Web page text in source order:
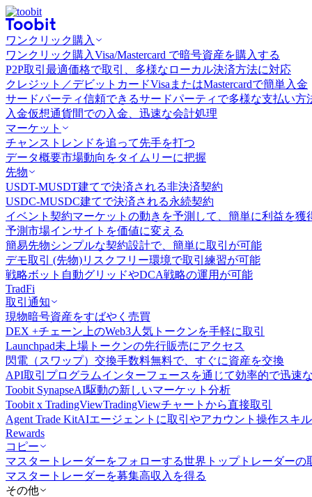
ワンクリック購入
ワンクリック購入Visa/Mastercard で暗号資産を購入する
P2P取引 最適価格で取引、多様なローカル決済方法に対応
クレジット／デビットカードVisaまたはMastercardで簡単入金
サードパーティ信頼できるサードパーティで多様な支払い方
入金仮想通貨間での入金、迅速な会計処理
マーケット
チャンス トレンドを追って先手を打つ
データ概要市場動向をタイムリーに把握
先物
USDT-MUSDT建てで決済される非決済契約
USDC-MUSDC建てで決済される永続契約
イベント契約マーケットの動きを予測して、簡単に利益を獲
予測市場インサイトを価値に変える
簡易先物シンプルな契約設計で、簡単に取引が可能
デモ取引 (先物)リスクフリー環境で取引練習が可能
戦略ボット 自動グリッドやDCA戦略の運用が可能
TradFi
取引通知
現物暗号資産をすばやく売買
DEX +チェーン上のWeb3人気トークンを手軽に取引
Launchpad未上場トークンの先行販売にアクセス
閃電（スワップ）交換手数料無料で、すぐに資産を交換
API取引 プログラムインターフェースを通じて効率的で迅速
Toobit SynapseAI駆動の新しいマーケット分析
Toobit x TradingViewTradingViewチャートから直接取引
Agent Trade KitAIエージェントに取引やアカウント操作スキ
Rewards
コピー
マスタートレーダーをフォローする世界トップトレーダーの
マスタートレーダーを募集高収入を得る
その他